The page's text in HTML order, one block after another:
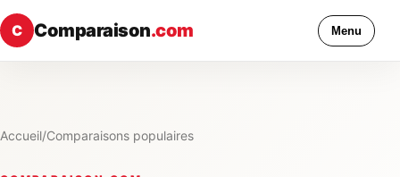
C Comparaison.com Menu
Accueil/Comparaisons populaires